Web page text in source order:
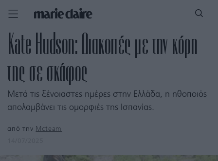
Kate Hudson: Διακοπές με την κόρη
της σε σκάφος
Μετά τις ξένοιαστες ημέρες στην Ελλάδα, η ηθοποιός
απολαμβάνει τις ομορφιές της Ισπανίας.
από την Mcteam